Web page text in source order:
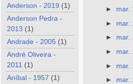
Anderson - 2019 (1)
Anderson Pedra -
2013 (1)
Andrade - 2005 (1)
André Oliveira -
2011 (1)
Aníbal - 1957 (1)
► mar.
► mar.
► mar.
► mar.
► mar.
► mar.